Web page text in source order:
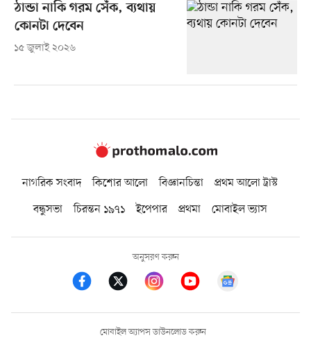
ঠান্ডা নাকি গরম সেঁক, ব্যথায়
কোনটা দেবেন
১৫ জুলাই ২০২৬
নাগরিক সংবাদ কিশোর আলো বিজ্ঞানচিন্তা
প্রথম আলো ট্রাস্ট
বন্ধুসভা
চিরন্তন ১৯৭১ ইপেপার প্রথমা মোবাইল ভ্যাস
অনুসরণ করুন
মোবাইল অ্যাপস ডাউনলোড করুন